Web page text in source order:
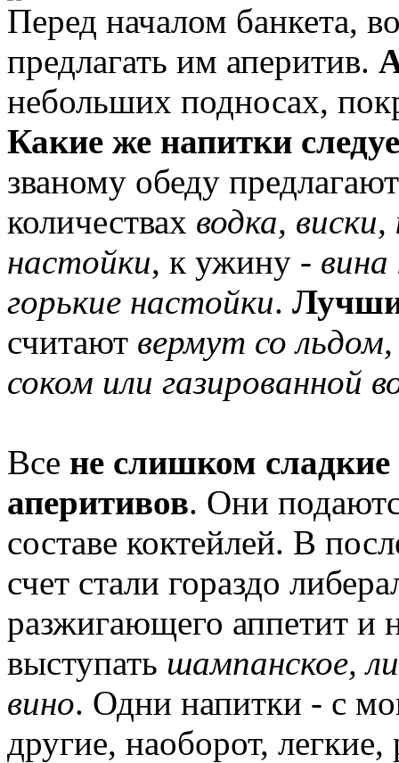
Перед началом банкета,
предлагать им аперитив.
небольших подносах,
Какие же напитки
званому обеду
количествах водка,
настойки, к ужину - вина
горькие настойки.
считают вермут со
соком или газированной
Все не слишком сладкие
аперитивов. Они
составе коктейлей. В
счет стали гораздо
разжигающего аппетит и
выступать шампанское,
вино. Одни напитки - с
другие, наоборот,